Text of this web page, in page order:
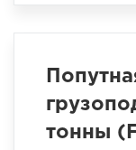
тонны